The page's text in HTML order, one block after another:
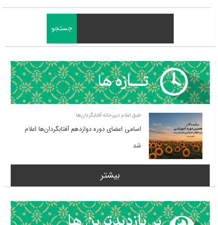
طبق اعلام دبیرخانه آفتابگردان‌ها
اسامی اعضای دوره دوازدهم آفتابگردان‌ها اعلام
شد
بیشتر